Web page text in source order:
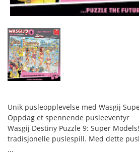
Unik pusleopplevelse med Wasgij
Oppdag et spennende pusleeventyr
Wasgij Destiny Puzzle 9: Super
tradisjonelle puslespill. Med dette
...